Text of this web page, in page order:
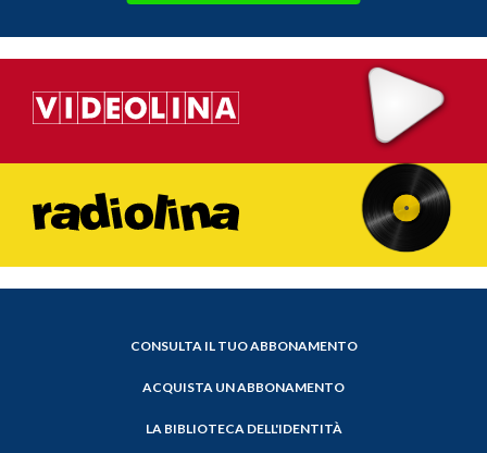
CONSULTA IL TUO ABBONAMENTO
ACQUISTA UN ABBONAMENTO
LA BIBLIOTECA DELL'IDENTITÀ